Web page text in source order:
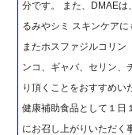
分です。 また、DMAE
るみやシミ スキンケアに
またホスファジルコリン
ンコ、ギャバ、セリン、
り頂くことをおすすめ
健康補助食品として１日
にお召し上がりいただく